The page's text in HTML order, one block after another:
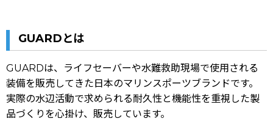
GUARDとは
GUARDは、ライフセーバーや水難救助現場で使用される
装備を販売してきた日本のマリンスポーツブランドです。
実際の水辺活動で求められる耐久性と機能性を重視した製
品づくりを心掛け、販売しています。